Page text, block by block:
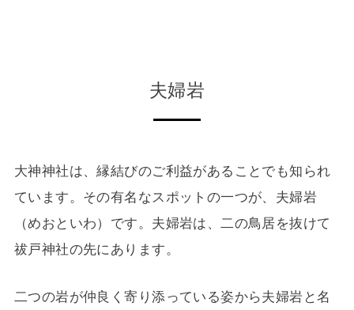
夫婦岩
大神神社は、縁結びのご利益があることでも知られ
ています。その有名なスポットの一つが、夫婦岩
（めおといわ）です。夫婦岩は、二の鳥居を抜けて
祓戸神社の先にあります。
二つの岩が仲良く寄り添っている姿から夫婦岩と名